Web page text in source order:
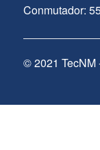
Conmutador:
© 2021 TecNM